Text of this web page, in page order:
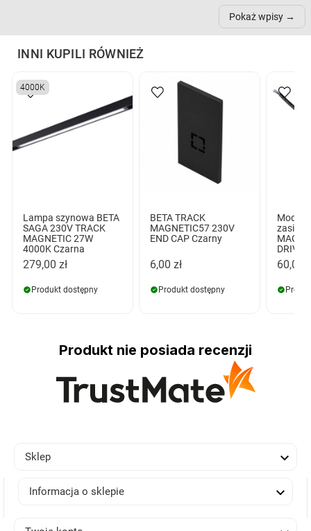
nich może przydać się w
Pokaż wpisy
INNI KUPILI RÓWNIEŻ
4000K
Lampa szynowa BETA
SAGA 230V TRACK
MAGNETIC 27W
4000K Czarna
279,00 zł
Produkt dostępny
BETA TRACK
MAGNETIC57 230V
END CAP Czarny
6,00 zł
Produkt dostępny
Moduł
60,00
Produkt nie posiada recenzji
Sklep 
Informacja o sklepie 